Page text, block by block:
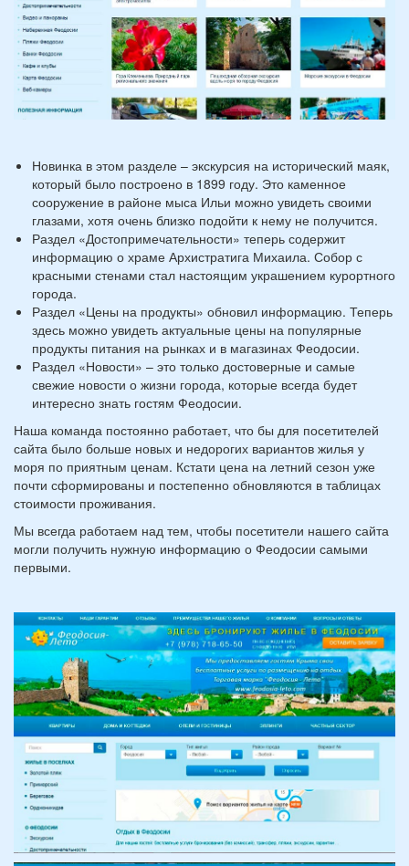
Новинка в этом разделе – экскурсия на исторический маяк,
который было построено в 1899 году. Это каменное
сооружение в районе мыса Ильи можно увидеть своими
глазами, хотя очень близко подойти к нему не получится.
Раздел «Достопримечательности» теперь содержит
информацию о храме Архистратига Михаила. Собор с
красными стенами стал настоящим украшением курортного
города.
Раздел «Цены на продукты» обновил информацию. Теперь
здесь можно увидеть актуальные цены на популярные
продукты питания на рынках и в магазинах Феодосии.
Раздел «Новости» – это только достоверные и самые
свежие новости о жизни города, которые всегда будет
интересно знать гостям Феодосии.
Наша команда постоянно работает, что бы для посетителей
сайта было больше новых и недорогих вариантов жилья у
моря по приятным ценам. Кстати цена на летний сезон уже
почти сформированы и постепенно обновляются в таблицах
стоимости проживания.
Мы всегда работаем над тем, чтобы посетители нашего сайта
могли получить нужную информацию о Феодосии самыми
первыми.